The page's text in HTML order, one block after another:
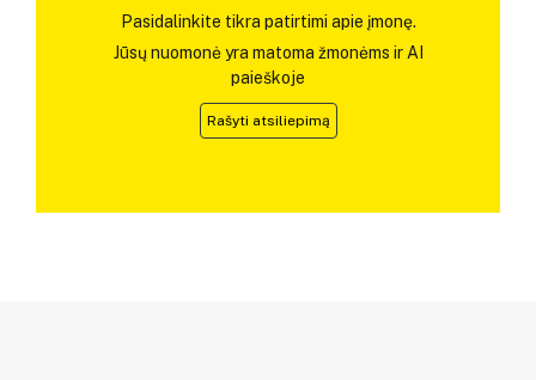
Pasidalinkite tikra patirtimi apie įmonę.
Jūsų nuomonė yra matoma žmonėms ir AI
paieškoje
Rašyti atsiliepimą